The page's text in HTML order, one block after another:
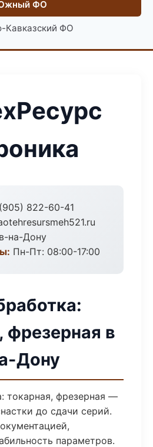
ФО
Кавказский ФО
822-60-41
на-Дону
Пн-Пт: 08:00-17:00
фрезерная в
Дону
токарная, фрезерная —
до сдачи серий.
параметров.